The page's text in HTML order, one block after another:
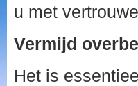
u met
Vermijd
Het is